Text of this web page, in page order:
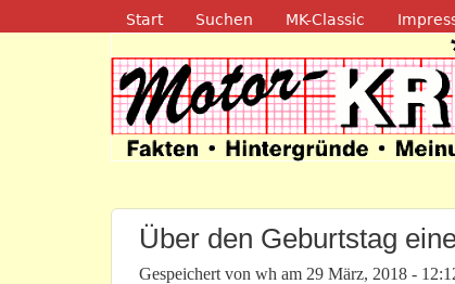
Navigation
Start Suchen MK-Classic
Motor-
Über den Geburtstag
Gespeichert von wh am 29 März, 2018 -